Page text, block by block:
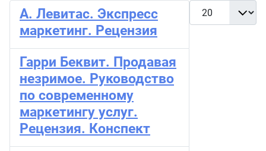
Кол-во строк:
А. Левитас. Экспресс
маркетинг. Рецензия
Гарри Беквит. Продавая
незримое. Руководство
по современному
маркетингу услуг.
Рецензия. Конспект